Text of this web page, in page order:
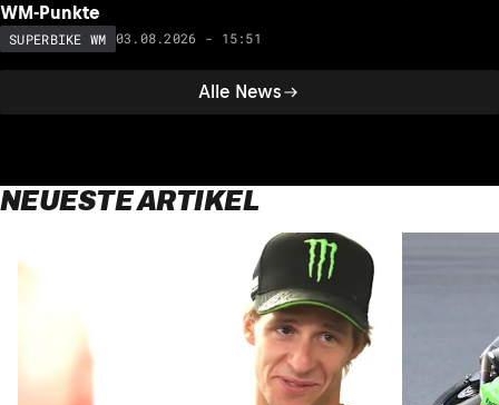
Alle News
WM-Punkte
SUPERBIKE WM 03.08.2026 - 15:51
NEUESTE ARTIKEL